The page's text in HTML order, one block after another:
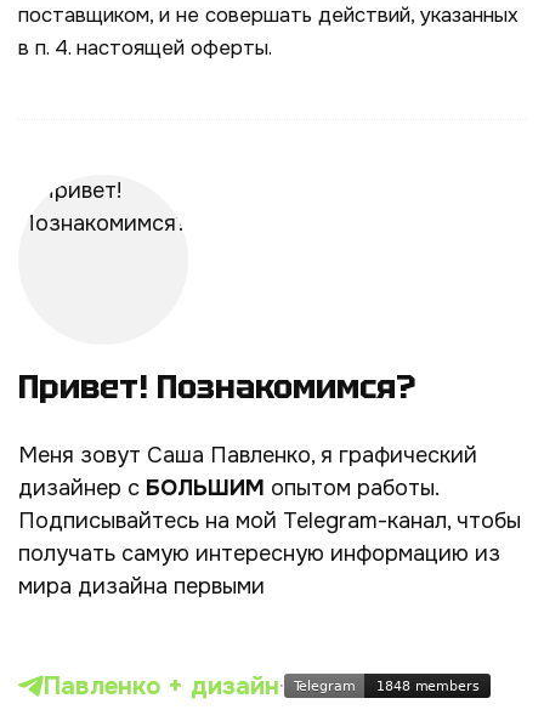
поставщиком, и не совершать действий, указанных
в п. 4. настоящей оферты.
Привет! Познакомимся?
Меня зовут Саша Павленко, я графический
дизайнер с БОЛЬШИМ опытом работы.
Подписывайтесь на мой Telegram-канал, чтобы
получать самую интересную информацию из
мира дизайна первыми
Павленко + дизайн·